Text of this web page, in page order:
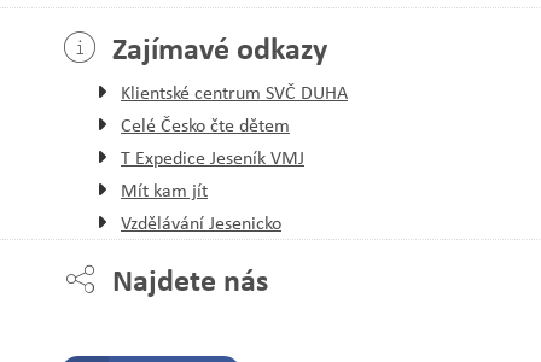
Zajímavé odkazy
Klientské centrum SVČ DUHA
Celé Česko čte dětem
T Expedice Jeseník VMJ
Mít kam jít
Vzdělávání Jesenicko
Najdete nás